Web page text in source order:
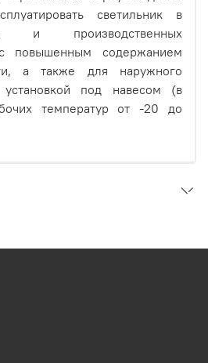
светильник в
и производственных
повышенным содержанием
а также для наружного
под навесом (в
температур от -20 до